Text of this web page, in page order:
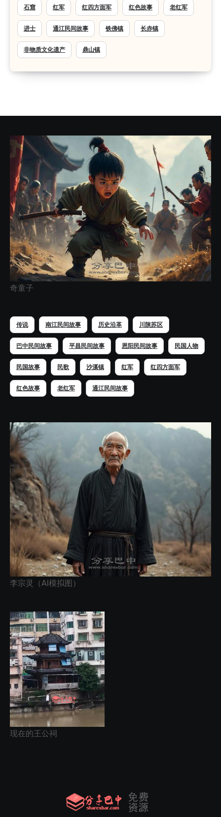
石窟 红军 红四方面军 红色故事 老红军
进士 通江民间故事 铁佛镇 长赤镇
非物质文化遗产 鼎山镇
奇童子
传说 南江民间故事 历史沿革 川陕苏区
巴中民间故事 平昌民间故事 恩阳民间故事 民国人物
民国故事 民歌 沙溪镇 红军 红四方面军
红色故事 老红军 通江民间故事
李宗灵（AI模拟图）
现在的王公祠